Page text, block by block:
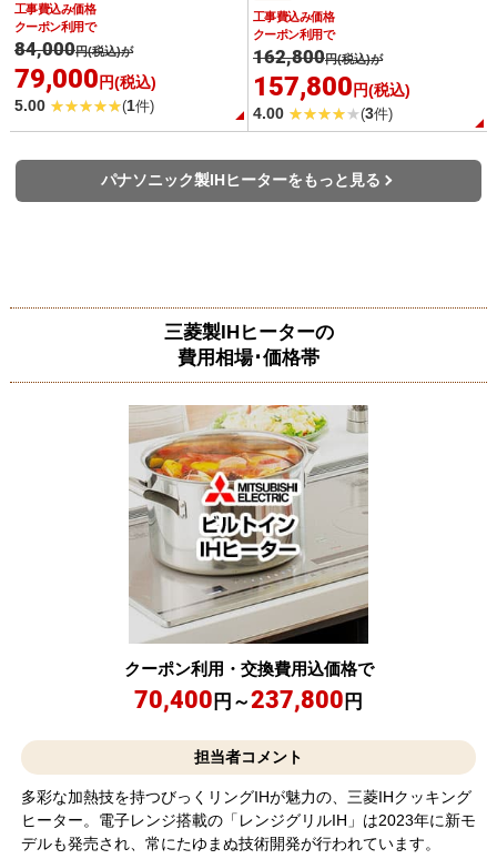
工事費込み価格
クーポン利用で
84,000円(税込)が
79,000 円(税込)
5.00
(1件)
工事費込み価格
クーポン利用で
162,800円(税込)が
157,800 円(税込)
4.00
(3件)
パナソニック製IHヒーターをもっと見る
三菱製IHヒーターの
費用相場･価格帯
クーポン利用・交換費用込価格で
70,400 円～237,800 円
担当者コメント
多彩な加熱技を持つびっくリングIHが魅力の、三菱IHクッキング
ヒーター。電子レンジ搭載の「レンジグリルIH」は2023年に新モ
デルも発売され、常にたゆまぬ技術開発が行われています。